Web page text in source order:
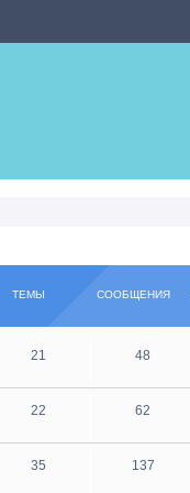
ТЕМЫ СООБЩЕНИЯ
21 48
22 62
35 137